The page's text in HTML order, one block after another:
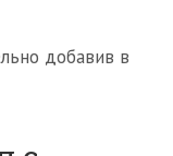
добавив в